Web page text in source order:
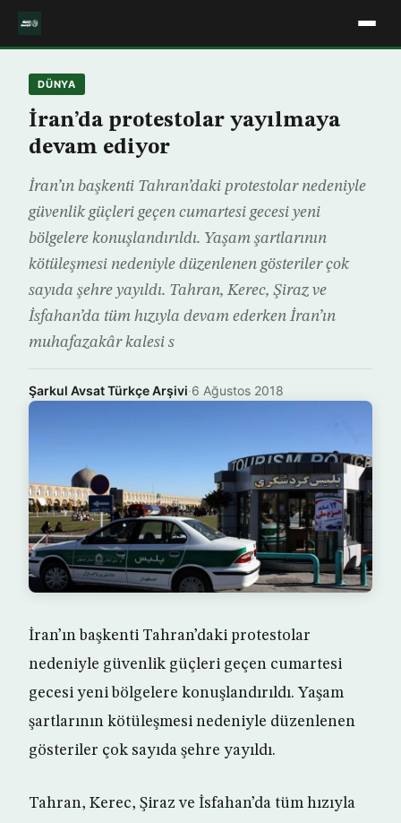
DÜNYA
İran’da protestolar yayılmaya
devam ediyor
İran’ın başkenti Tahran’daki protestolar nedeniyle
güvenlik güçleri geçen cumartesi gecesi yeni
bölgelere konuşlandırıldı. Yaşam şartlarının
kötüleşmesi nedeniyle düzenlenen gösteriler çok
sayıda şehre yayıldı. Tahran, Kerec, Şiraz ve
İsfahan’da tüm hızıyla devam ederken İran’ın
muhafazakâr kalesi s
Şarkul Avsat Türkçe Arşivi·6 Ağustos 2018
İran’ın başkenti Tahran’daki protestolar
nedeniyle güvenlik güçleri geçen cumartesi
gecesi yeni bölgelere konuşlandırıldı. Yaşam
şartlarının kötüleşmesi nedeniyle düzenlenen
gösteriler çok sayıda şehre yayıldı.
Tahran, Kerec, Şiraz ve İsfahan’da tüm hızıyla